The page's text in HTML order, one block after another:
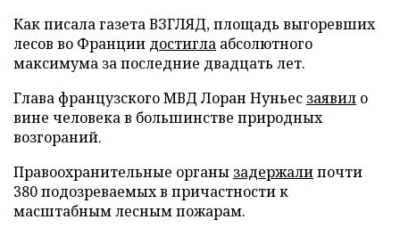
Как писала газета ВЗГЛЯД, площадь выгоревших
лесов во Франции достигла абсолютного
максимума за последние двадцать лет.
Глава французского МВД Лоран Нуньес заявил о
вине человека в большинстве природных
возгораний.
Правоохранительные органы задержалипочти
380 подозреваемых в причастности к
масштабным лесным пожарам.